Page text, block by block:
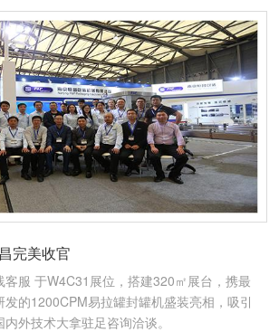
完美收官
服 于W4C31展位，搭建320㎡展台，携最
的1200CPM易拉罐封罐机盛装亮相，吸引
外技术大拿驻足咨询洽谈。